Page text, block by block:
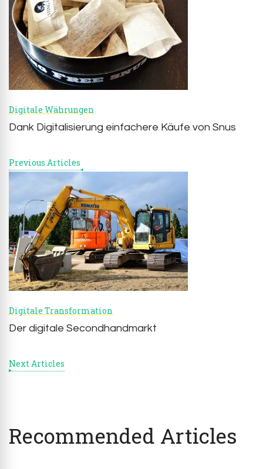
Navigation
Digitale Währungen
Dank Digitalisierung einfachere Käufe von Snus
Previous Articles
Digitale Transformation
Der digitale Secondhandmarkt
Next Articles
Recommended Articles